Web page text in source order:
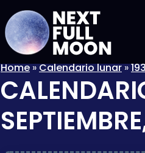
Home»Calendario lunar»